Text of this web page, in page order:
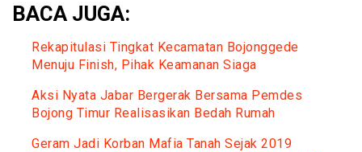
BACA JUGA:
Rekapitulasi Tingkat Kecamatan Bojonggede
Menuju Finish, Pihak Keamanan Siaga
Aksi Nyata Jabar Bergerak Bersama Pemdes
Bojong Timur Realisasikan Bedah Rumah
Geram Jadi Korban Mafia Tanah Sejak 2019